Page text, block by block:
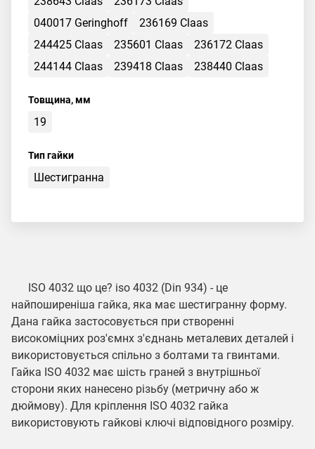
040017 Geringhoff
236169 Claas
244425 Claas
235601 Claas
236172 Claas
244144 Claas
239418 Claas 238440 Claas
Товщина, мм
19
Тип гайки
Шестигранна
ISO 4032 що це? iso 4032 (Din 934) - це
найпоширеніша гайка, яка має шестигранну форму.
Дана гайка застосовується при створенні
високоміцних роз'ємнх з'єднань металевих деталей і
використовується спільно з болтами та гвинтами.
Гайка ISO 4032 має шість граней з внутрішньої
сторони яких нанесено різьбу (метричну або ж
дюймову). Для кріплення ISO 4032 гайка
використовують гайкові ключі відповідного розміру.